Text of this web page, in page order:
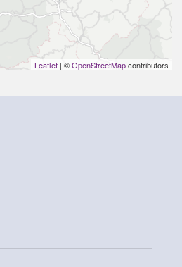
Leaflet | ©OpenStreetMapcontributors